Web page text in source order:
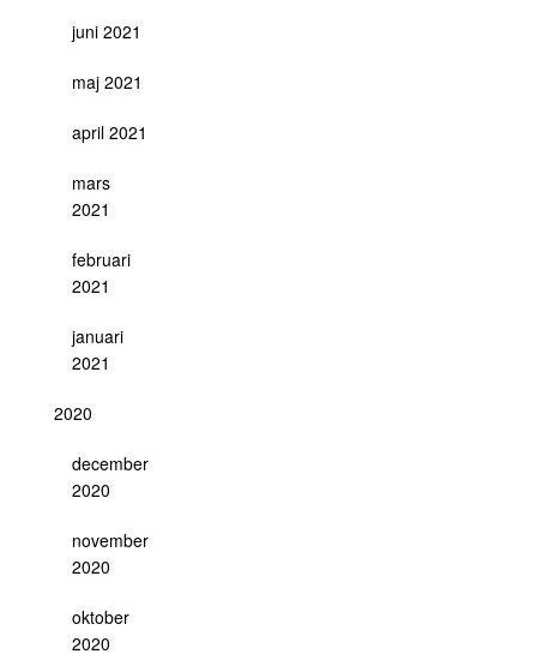
juni 2021
maj 2021
april 2021
mars
2021
februari
2021
januari
2021
2020
december
2020
november
2020
oktober
2020